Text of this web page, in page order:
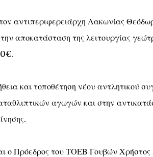
αντιπεριφερειάρχη Λακωνίας
αποκατάσταση της λειτουργίας
και τοποθέτηση νέου αντλητικού
αγωγών και στην
ο Πρόεδρος του ΤΟΕΒ Γουβών Χρήστος